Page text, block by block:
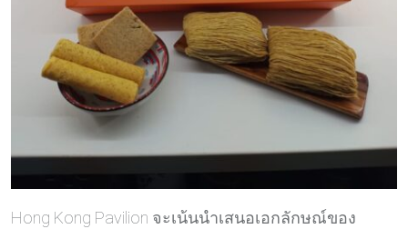
Hong Kong Pavilion จะเน้นนำเสนอเอกลักษณ์ของ